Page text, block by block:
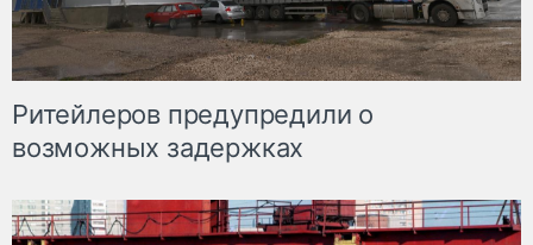
Ритейлеров предупредили о
возможных задержках